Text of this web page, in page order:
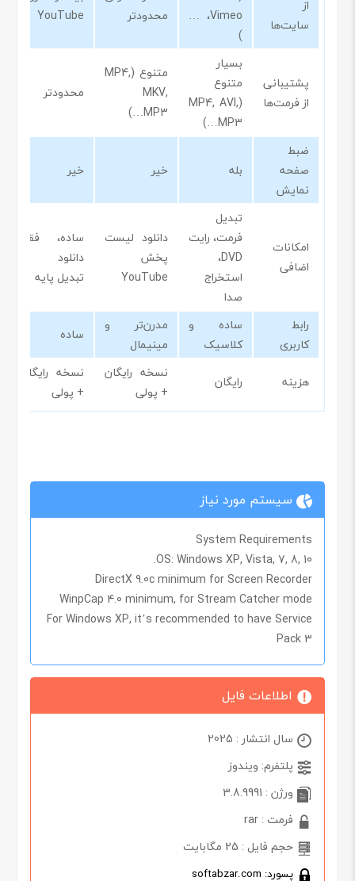
از
سایت‌ها
Vimeo، …
)
محدودتر
YouTube
پشتیبانی
از فرمت‌ها
بسیار
متنوع
(MP4, AVI,
MP3…)
متنوع (MP4,
MKV,
MP3…)
محدودتر
ضبط
صفحه
نمایش
بله خیر خیر
امکانات
اضافی
تبدیل
فرمت، رایت
DVD،
استخراج
صدا
دانلود لیست
پخش
YouTube
ساده، فقط
دانلود و
تبدیل پایه
رابط
کاربری
ساده و
کلاسیک
مدرن‌تر و
مینیمال
ساده
هزینه رایگان
نسخه رایگان
+ پولی
نسخه رایگان
+ پولی
سیستم مورد نیاز
System Requirements
OS: Windows XP, Vista, 7, 8, 10.
DirectX 9.0c minimum for Screen Recorder
WinpCap 4.0 minimum, for Stream Catcher mode
For Windows XP, it’s recommended to have Service
Pack 3
اطلاعات فایل
سال انتشار : 2025
پلتفرم: ویندوز
ورژن : 3.8.9991
فرمت : rar
حجم فایل : 25 مگابایت
پسورد: softabzar.com